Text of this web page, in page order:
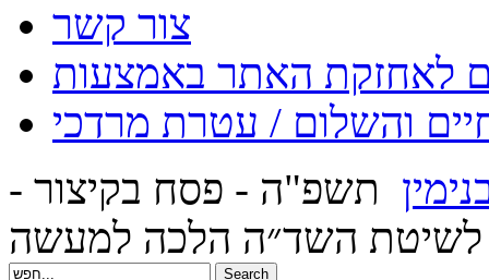
צור קשר
והשלום / עטרת מרדכי
תשפ"ה - פסח בקיצור -
השד״ה הלכה למעשה